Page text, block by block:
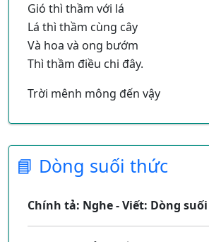
Gió thì thầm với lá
Lá thì thầm cùng cây
Và hoa và ong bướm
Thì thầm điều chi đây.
Trời mênh mông đến vậy
Sao trời tưởng im lặng
Lại thì thầm cùng nhau.
📘 Dòng suối thức
Chính tả: Nghe - Viết: Dòng